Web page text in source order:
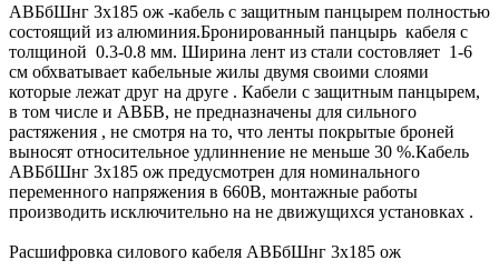
АВБбШнг 3х185 ож -кабель с защитным панцырем полностью
состоящий из алюминия.Бронированный панцырь кабеля с
толщиной 0.3-0.8 мм. Ширина лент из стали состовляет 1-6
см обхватывает кабельные жилы двумя своими слоями
которые лежат друг на друге . Кабели с защитным панцырем,
в том числе и АВБВ, не предназначены для сильного
растяжения , не смотря на то, что ленты покрытые броней
выносят относительное удлиннение не меньше 30 %.Кабель
АВБбШнг 3х185 ож предусмотрен для номинального
переменного напряжения в 660В, монтажные работы
производить исключительно на не движущихся установках .
Расшифровка силового кабеля АВБбШнг 3х185 ож